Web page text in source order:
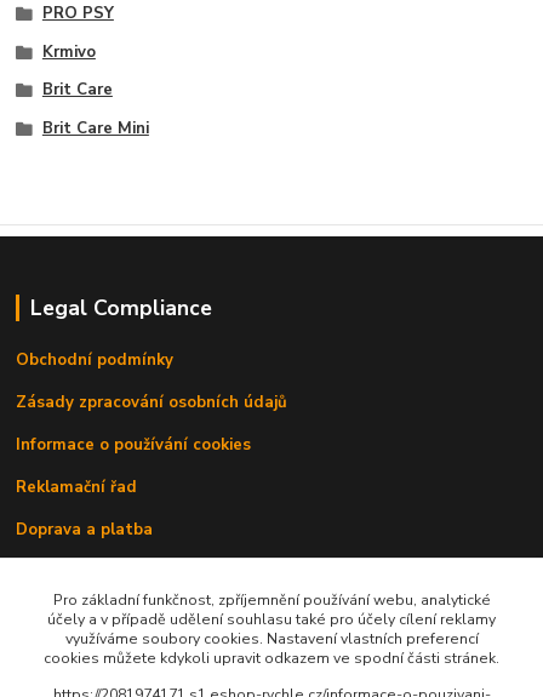
PRO PSY
Krmivo
Brit Care
Brit Care Mini
Legal Compliance
Obchodní podmínky
Zásady zpracování osobních údajů
Informace o používání cookies
Reklamační řad
Doprava a platba
Pro základní funkčnost, zpříjemnění používání webu, analytické
účely a v případě udělení souhlasu také pro účely cílení reklamy
využíváme soubory cookies. Nastavení vlastních preferencí
cookies můžete kdykoli upravit odkazem ve spodní části stránek.